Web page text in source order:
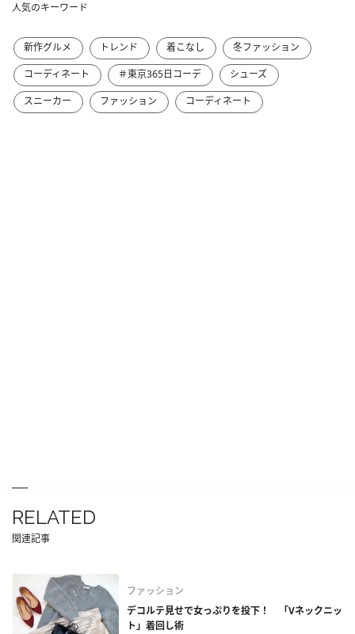
人気のキーワード
新作グルメ トレンド 着こなし
冬ファッション
コーディネート
＃東京365日コーデ
シューズ
スニーカー
ファッション コーディネート
RELATED
関連記事
ファッション
デコルテ見せで女っぷりを投下！ 「Vネックニッ
ト」着回し術